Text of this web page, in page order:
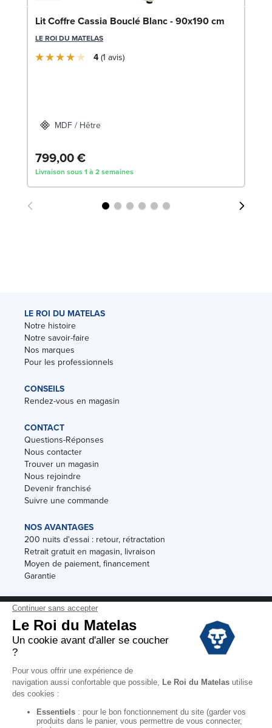
Lit Coffre Cassia Bouclé Blanc - 90x190 cm
LE ROI DU MATELAS
4 1 avis
MDF / Hêtre
799,00 €
Livraison sous 1 à 2 semaines
LE ROI DU MATELAS
Notre histoire
Notre savoir-faire
Nos marques
Pour les professionnels
CONSEILS
Rendez-vous en magasin
CONTACT
Questions-Réponses
Nous contacter
Trouver un magasin
Nous rejoindre
Devenir franchisé
Suivre une commande
NOS AVANTAGES
200 nuits d'essai : retour, rétractation
Retrait gratuit en magasin, livraison
Moyen de paiement, financement
Garantie
Conditions des offres
Black Friday
Destockage
Conditions Générales de vente magasin
Mentions Légales